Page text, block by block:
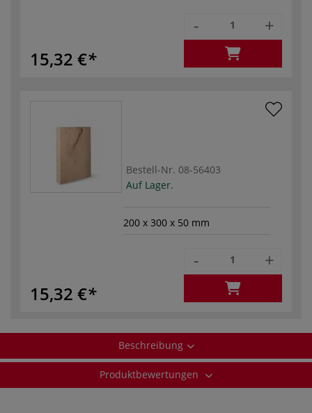
15,32 €
- +
Bestell-Nr. 08-56403
Auf Lager.
200 x 300 x 50 mm
15,32 €
- +
Beschreibung
Produktbewertungen